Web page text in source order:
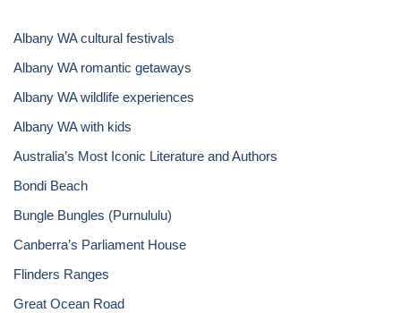
Albany WA cultural festivals
Albany WA romantic getaways
Albany WA wildlife experiences
Albany WA with kids
Australia’s Most Iconic Literature and Authors
Bondi Beach
Bungle Bungles (Purnululu)
Canberra’s Parliament House
Flinders Ranges
Great Ocean Road